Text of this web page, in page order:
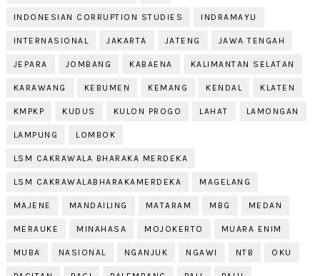
INDONESIAN CORRUPTION STUDIES INDRAMAYU
INTERNASIONAL JAKARTA JATENG JAWA TENGAH
JEPARA JOMBANG KABAENA KALIMANTAN SELATAN
KARAWANG KEBUMEN KEMANG KENDAL KLATEN
KMPKP KUDUS KULON PROGO LAHAT LAMONGAN
LAMPUNG LOMBOK
LSM CAKRAWALA BHARAKA MERDEKA
LSM CAKRAWALABHARAKAMERDEKA MAGELANG
MAJENE MANDAILING MATARAM MBG MEDAN
MERAUKE MINAHASA MOJOKERTO MUARA ENIM
MUBA NASIONAL NGANJUK NGAWI NTB OKU